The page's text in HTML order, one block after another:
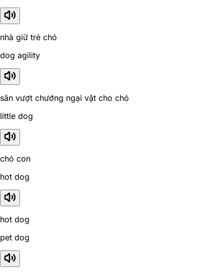
nhà giữ trẻ chó
dog agility
sân vượt chướng ngại vật cho chó
little dog
chó con
hot dog
hot dog
pet dog